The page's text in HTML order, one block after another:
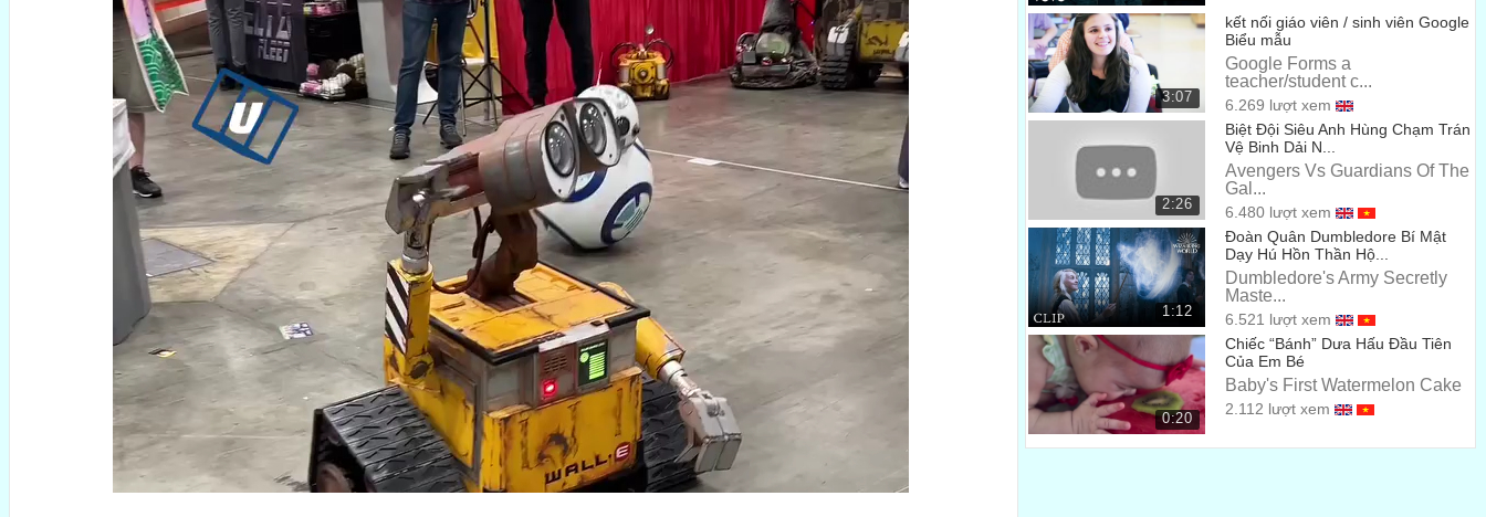
3:07
kết nối giáo viên / sinh viên Google
Biểu mẫu
Google Forms a
teacher/student c...
6.269 lượt xem
2:26
Biệt Đội Siêu Anh Hùng Chạm Trán
Vệ Binh Dải N...
Avengers Vs Guardians Of The
Gal...
6.480 lượt xem
1:12
Đoàn Quân Dumbledore Bí Mật
Dạy Hú Hồn Thần Hộ...
Dumbledore's Army Secretly
Maste...
6.521 lượt xem
0:20
Chiếc “Bánh” Dưa Hấu Đầu Tiên
Của Em Bé
Baby's First Watermelon Cake
2.112 lượt xem